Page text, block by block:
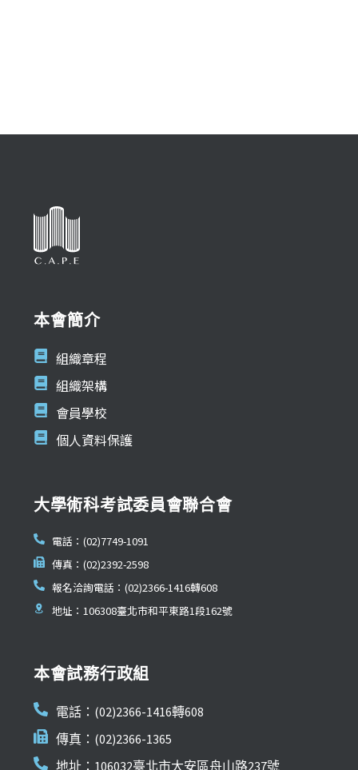
本會簡介
組織章程
組織架構
會員學校
個人資料保護
大學術科考試委員會聯合會
電話：(02)7749-1091
傳真：(02)2392-2598
報名洽詢電話：(02)2366-1416轉608
地址：106308臺北市和平東路1段162號
本會試務行政組
電話：(02)2366-1416轉608
傳真：(02)2366-1365
地址：106032臺北市大安區舟山路237號